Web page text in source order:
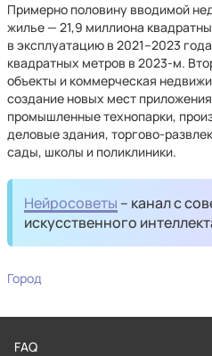
Примерно половину вводимой
жилье — 21,9 миллиона
в эксплуатацию в 2021–2023
квадратных метров в 2023-м.
объекты и коммерческая
создание новых мест
промышленные технопарки,
деловые здания, торгово-
сады, школы и поликлиники.
Нейросоветы – канал с
искусственного
Город
FAQ